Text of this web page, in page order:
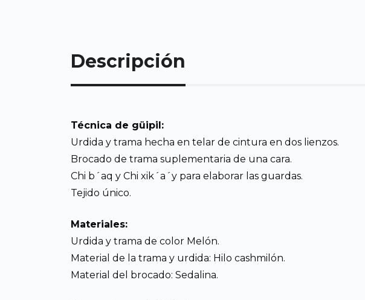
Descripción
Técnica de güipil:
Urdida y trama hecha en telar de cintura en dos lienzos.
Brocado de trama suplementaria de una cara.
Chi b´aq y Chi xik´a´y para elaborar las guardas.
Tejido único.
Materiales:
Urdida y trama de color Melón.
Material de la trama y urdida: Hilo cashmilón.
Material del brocado: Sedalina.